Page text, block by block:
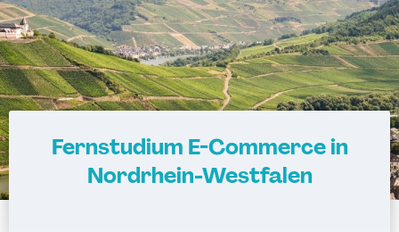
Fernstudium E-Commerce in
Nordrhein-Westfalen